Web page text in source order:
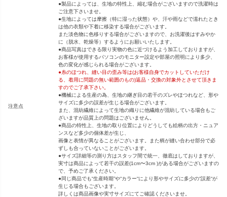
注意点
●製品によっては、生地の特性上、縮む場合がございますので洗濯時は
ご注意下さいませ。
●生地によっては摩擦（特に湿った状態）や、汗や雨などで濡れたとき
は他の衣類や下着に移染する場合がございます。
また淡色物に色移りする場合がございますので、お洗濯後はすみやか
に（脱水、乾燥等）するようにお願いいたします。
●商品写真はできる限り実物の色に近づけるよう加工しておりますが、
お客様が使用するパソコンのモニター設定や部屋の照明により多少、
色の変化が感じられる場合がございます。
●糸のほつれ、縫い目の歪み等は(お客様自身でカットしていただけ
る、着用に問題の無い範囲のもの)返品・交換の対象外とさせて頂きま
すのでご了承下さい。
●機械による生産の為、生地の継ぎ目の若干のズレやほつれなど、形や
サイズに多少の誤差が生じる場合がございます。
また、混紡繊維によって生地の織りに他繊維が混紡している場合もご
ざいますが品質上の問題はございません。
●商品の特性上、生地の取り位置によりどうしても絵柄の出方・ニュア
ンスなど多少の個体差が生じ、
画像と表情が異なることがございます。また柄が縫い合わせ部分で必
ずしも合っていないことがございます。
●サイズ詳細等の測り方はスタッフ間で統一、徹底はしておりますが、
実寸は商品によって若干の誤差(1cm〜3cm )がある場合がございますの
で、予めご了承ください。
●同じ商品でも“生産時期”や“カラー“により形やサイズに多少の“誤差“が
生じる場合もございます。
詳しくは商品画像や実寸サイズにてご確認くださいませ。